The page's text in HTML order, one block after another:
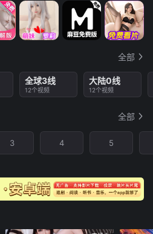
全部
全球3线
12个视频
大陆0线
12个视频
全部
3 4 5